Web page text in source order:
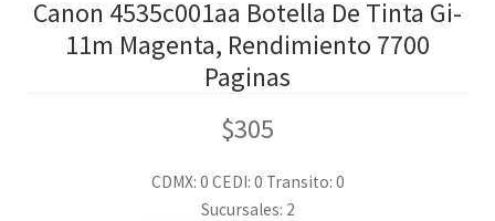
Canon 4535c001aa Botella De Tinta Gi-
11m Magenta, Rendimiento 7700
Paginas
$305
CDMX: 0 CEDI: 0 Transito: 0
Sucursales: 2